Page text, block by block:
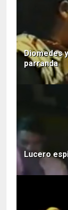
Diomedes
parranda
Lucero